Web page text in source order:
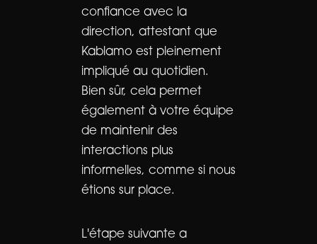
confiance avec la
direction, attestant que
Kablamo est pleinement
impliqué au quotidien.
Bien sûr, cela permet
également à votre équipe
de maintenir des
interactions plus
informelles, comme si nous
étions sur place.
L'étape suivante a